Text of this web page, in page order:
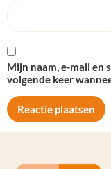
Mijn naam, e-mail en
volgende keer